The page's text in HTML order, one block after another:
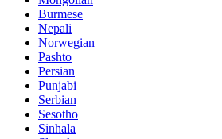
Burmese
Nepali
Norwegian
Pashto
Persian
Punjabi
Serbian
Sesotho
Sinhala